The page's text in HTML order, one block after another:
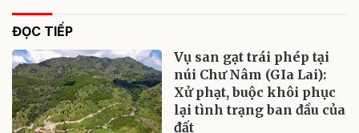
ĐỌC TIẾP
Vụ san gạt trái phép tại
núi Chư Nâm (GIa Lai):
Xử phạt, buộc khôi phục
lại tình trạng ban đầu của
đất